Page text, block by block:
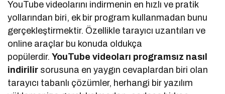
YouTube videolarını indirmenin en hızlı ve pratik
yollarından biri, ek bir program kullanmadan bunu
gerçekleştirmektir. Özellikle tarayıcı uzantıları ve
online araçlar bu konuda oldukça
popülerdir.YouTube videoları programsız nasıl
indirilir sorusuna en yaygın cevaplardan biri olan
tarayıcı tabanlı çözümler, herhangi bir yazılım